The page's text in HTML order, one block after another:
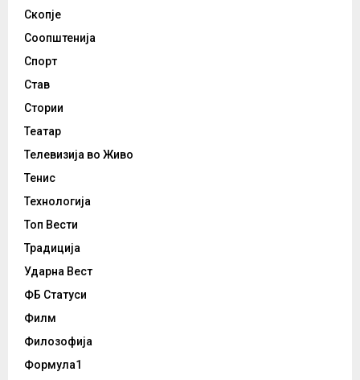
Скопје
Соопштенија
Спорт
Став
Стории
Театар
Телевизија во Живо
Тенис
Технологија
Топ Вести
Традиција
Ударна Вест
ФБ Статуси
Филм
Филозофија
Формула1